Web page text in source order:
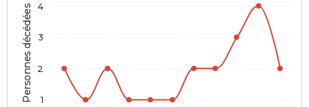
Personnes décédées 1
2
3
4